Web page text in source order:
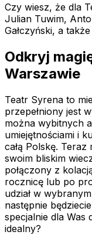
Czy wiesz, że dla
Julian Tuwim,
Gałczyński, a
Odkryj
Warszawie
Teatr Syrena to
przepełniony jest
można wybitnych
umiejętnościami i
całą Polskę.
swoim bliskim
połączony z
rocznicę lub po
udział w
następnie
specjalnie dla Was
idealny?